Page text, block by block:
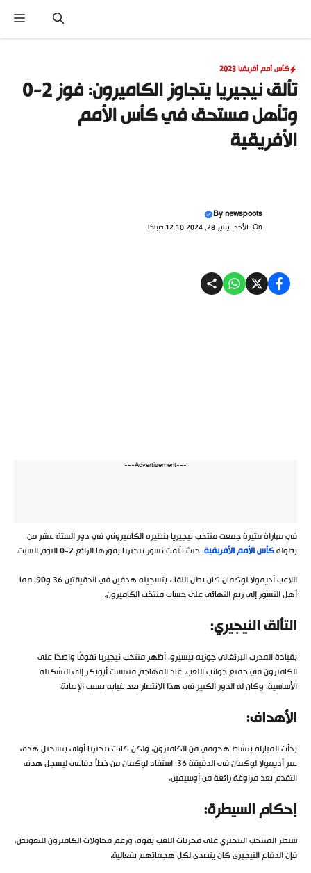
المحتوى
كأس أمم أفريقيا 2023
تألق نيجيريا يتجاوز الكاميرون: فوز 2-0
وتأهل مستحق في كأس الأمم
الأفريقية
Bynewspoots
On: الأحد, يناير 28, 2024 12:10 صباحًا
---Advertisement---
في مباراة مثيرة جمعت منتخب نيجيريا بنظيره الكاميروني في دور الستة عشر من
بطولةكأس الأمم الأفريقية، حيث تألقت نسور نيجيريا بفوزها الرائع 2-0 اليوم السبت.
اللاعب أديمولا لوكمان كان بطل اللقاء بتسجيله هدفين في الدقيقتين 36 و90، مما
أهل النسور إلى ربع النهائي على حساب منتخب الكاميرون.
التألق النيجيري:
بقيادة المدرب البرتغالي جوزيه بيسيرو، أظهر منتخب نيجيريا تفوقًا واضحًا على
الكاميرون في جميع جوانب اللعب. عاد المهاجم فينسنت أبوبكر إلى التشكيلة
الأساسية، وكان له الدور الكبير في هذا الانتصار بعد غيابه بسبب الإصابة.
الأهداف:
بدأت المباراة بنشاط هجومي من الكاميرون، ولكن كانت نيجيريا أولى بتسجيل هدف
عبر أديمولا لوكمان في الدقيقة 36. استفاد لوكمان من خطأ دفاعي ليسجل هدف
التقدم بعد مراوغة رائعة من أوسيمين.
إحكام السيطرة:
سيطر المنتخب النيجيري على مجريات اللعب بقوة، ورغم محاولات الكاميرون للتعويض،
فإن الدفاع النيجيري كان يتصدى لكل هجماتهم بفعالية.